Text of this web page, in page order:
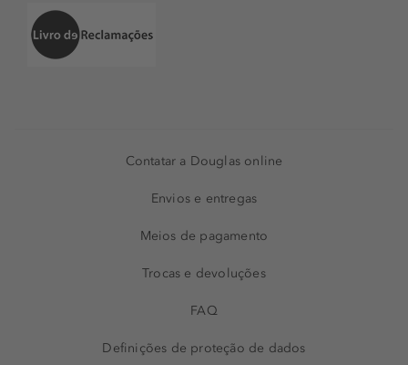
Contatar a Douglas online
Envios e entregas
Meios de pagamento
Trocas e devoluções
FAQ
Definições de proteção de dados